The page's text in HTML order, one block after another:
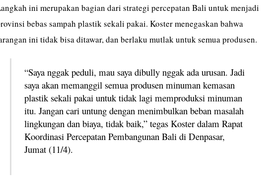
ini merupakan bagian dari strategi percepatan Bali untuk menjadi
bebas sampah plastik sekali pakai. Koster menegaskan bahwa
ini tidak bisa ditawar, dan berlaku mutlak untuk semua produsen.
“Saya nggak peduli, mau saya dibully nggak ada urusan. Jadi
saya akan memanggil semua produsen minuman kemasan
plastik sekali pakai untuk tidak lagi memproduksi minuman
itu. Jangan cari untung dengan menimbulkan beban masalah
lingkungan dan biaya, tidak baik,” tegas Koster dalam Rapat
Koordinasi Percepatan Pembangunan Bali di Denpasar,
Jumat (11/4).